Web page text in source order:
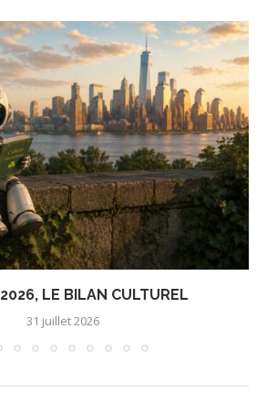
LE BILAN CULTUREL
31 juillet 2026